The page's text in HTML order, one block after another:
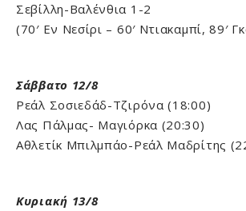
Σεβίλλη-Βαλένθια 1-2
(70′ Εν Νεσίρι – 60′ Ντιακαμπί, 89′
Σάββατο 12/8
Ρεάλ Σοσιεδάδ-Τζιρόνα (18:00)
Λας Πάλμας- Μαγιόρκα (20:30)
Αθλετίκ Μπιλμπάο-Ρεάλ Μαδρίτης
Kυριακή 13/8